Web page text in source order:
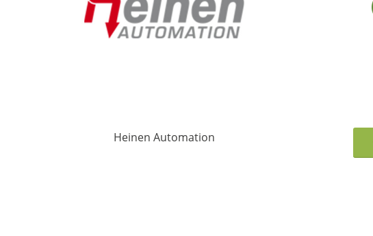
Heinen Automation